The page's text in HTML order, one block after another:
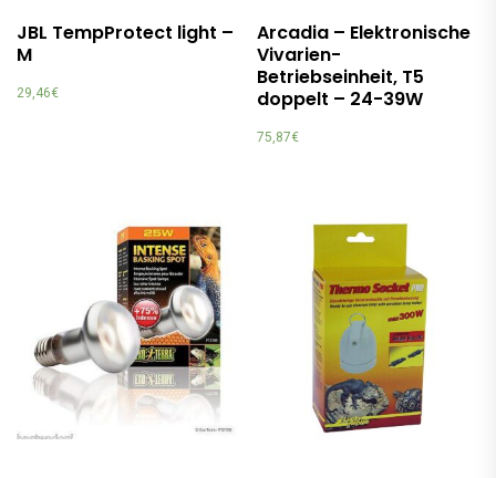
JBL TempProtect light –
M
29,46€
Arcadia – Elektronische
Vivarien-
Betriebseinheit, T5
doppelt – 24-39W
75,87€